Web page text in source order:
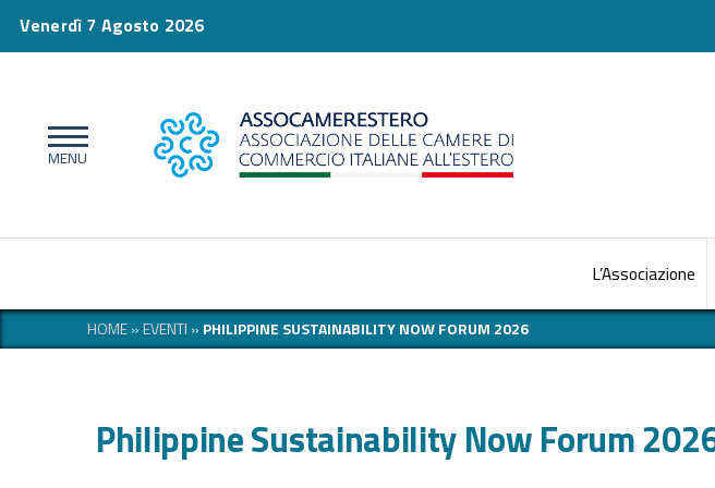
Venerdì 7 Agosto 2026
L’Associazione
HOME»EVENTI » PHILIPPINE SUSTAINABILITY NOW FORUM 2026
Philippine Sustainability Now Forum